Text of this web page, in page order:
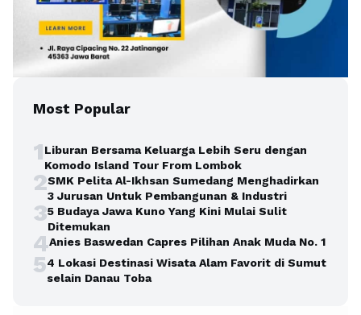
Most Popular
1Liburan Bersama Keluarga Lebih Seru dengan
Komodo Island Tour From Lombok
2SMK Pelita Al-Ikhsan Sumedang Menghadirkan
3 Jurusan Untuk Pembangunan & Industri
35 Budaya Jawa Kuno Yang Kini Mulai Sulit
Ditemukan
4Anies Baswedan Capres Pilihan Anak Muda No. 1
54 Lokasi Destinasi Wisata Alam Favorit di Sumut
selain Danau Toba